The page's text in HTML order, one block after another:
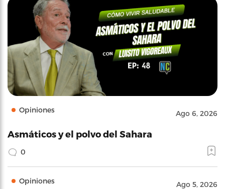
Opiniones Ago 6, 2026
Asmáticos y el polvo del Sahara
0
Opiniones Ago 5, 2026